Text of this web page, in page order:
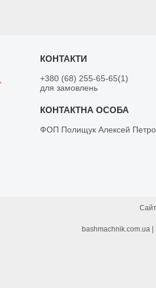
+380 (68) 255-65-65 1
для замовлень
ФОП Полищук Алексей